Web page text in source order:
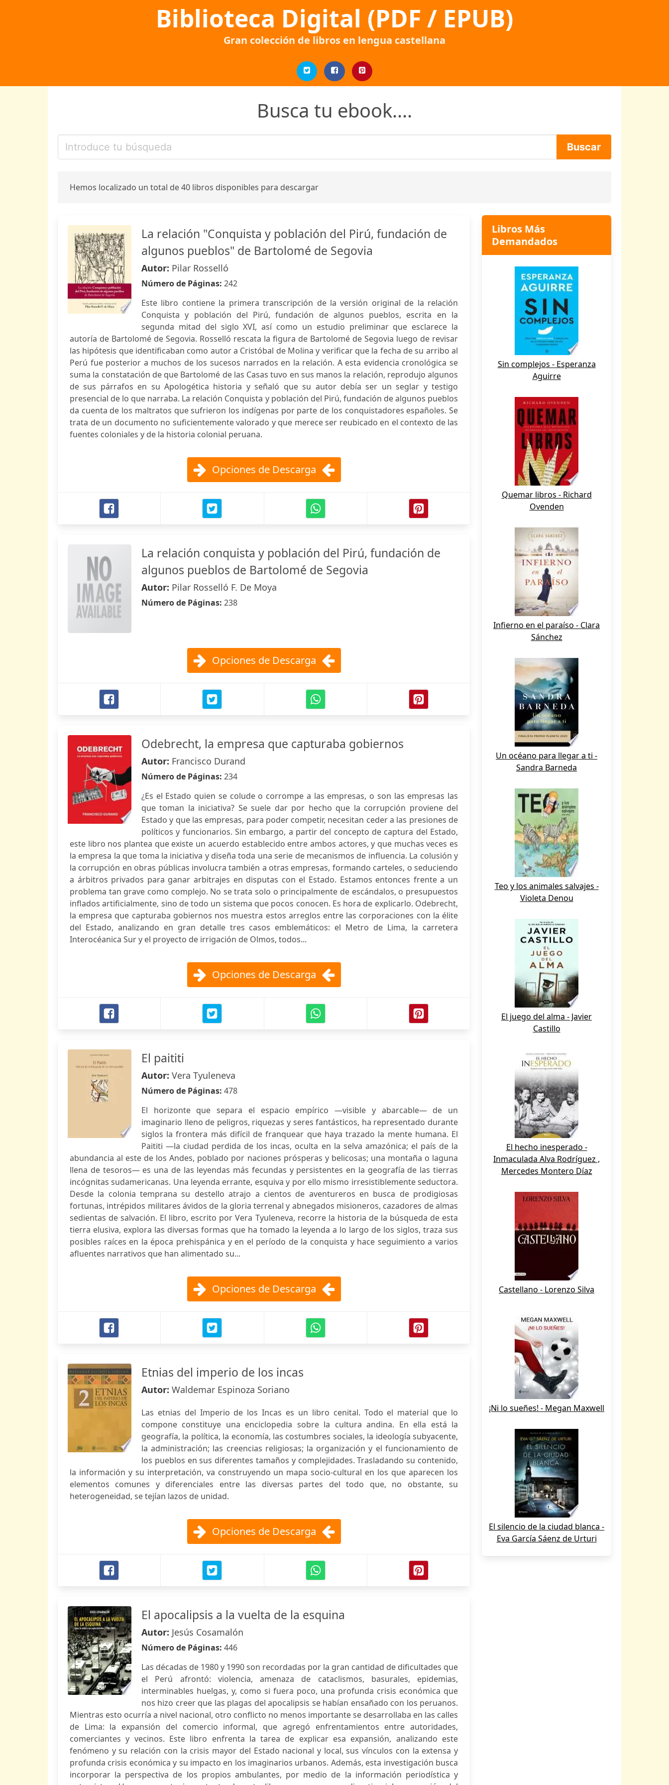
Biblioteca Digital (PDF / EPUB)
Gran colección de libros en lengua castellana
Busca tu ebook....
Hemos localizado un total de 40 libros disponibles para descargar
La relación "Conquista y población del Pirú, fundación de
algunos pueblos" de Bartolomé de Segovia
Autor: Pilar Rosselló
Número de Páginas: 242
Este libro contiene la primera transcripción de la versión original de la relación
Conquista y población del Pirú, fundación de algunos pueblos, escrita en la
segunda mitad del siglo XVI, así como un estudio preliminar que esclarece la
autoría de Bartolomé de Segovia. Rosselló rescata la figura de Bartolomé de Segovia luego de revisar
las hipótesis que identificaban como autor a Cristóbal de Molina y verificar que la fecha de su arribo al
Perú fue posterior a muchos de los sucesos narrados en la relación. A esta evidencia cronológica se
suma la constatación de que Bartolomé de las Casas tuvo en sus manos la relación, reprodujo algunos
de sus párrafos en su Apologética historia y señaló que su autor debía ser un seglar y testigo
presencial de lo que narraba. La relación Conquista y población del Pirú, fundación de algunos pueblos
da cuenta de los maltratos que sufrieron los indígenas por parte de los conquistadores españoles. Se
trata de un documento no suficientemente valorado y que merece ser reubicado en el contexto de las
fuentes coloniales y de la historia colonial peruana.
Opciones de Descarga
La relación conquista y población del Pirú, fundación de
algunos pueblos de Bartolomé de Segovia
Autor: Pilar Rosselló F. De Moya
Número de Páginas: 238
Opciones de Descarga
Odebrecht, la empresa que capturaba gobiernos
Autor: Francisco Durand
Número de Páginas: 234
¿Es el Estado quien se colude o corrompe a las empresas, o son las empresas las
que toman la iniciativa? Se suele dar por hecho que la corrupción proviene del
Estado y que las empresas, para poder competir, necesitan ceder a las presiones de
políticos y funcionarios. Sin embargo, a partir del concepto de captura del Estado,
este libro nos plantea que existe un acuerdo establecido entre ambos actores, y que muchas veces es
la empresa la que toma la iniciativa y diseña toda una serie de mecanismos de influencia. La colusión y
la corrupción en obras públicas involucra también a otras empresas, formando carteles, o seduciendo
a árbitros privados para ganar arbitrajes en disputas con el Estado. Estamos entonces frente a un
problema tan grave como complejo. No se trata solo o principalmente de escándalos, o presupuestos
inflados artificialmente, sino de todo un sistema que pocos conocen. Es hora de explicarlo. Odebrecht,
la empresa que capturaba gobiernos nos muestra estos arreglos entre las corporaciones con la élite
del Estado, analizando en gran detalle tres casos emblemáticos: el Metro de Lima, la carretera
Interocéanica Sur y el proyecto de irrigación de Olmos, todos...
Opciones de Descarga
El paititi
Autor: Vera Tyuleneva
Número de Páginas: 478
El horizonte que separa el espacio empírico —visible y abarcable— de un
imaginario lleno de peligros, riquezas y seres fantásticos, ha representado durante
siglos la frontera más difícil de franquear que haya trazado la mente humana. El
Paititi —la ciudad perdida de los incas, oculta en la selva amazónica; el país de la
abundancia al este de los Andes, poblado por naciones prósperas y belicosas; una montaña o laguna
llena de tesoros— es una de las leyendas más fecundas y persistentes en la geografía de las tierras
incógnitas sudamericanas. Una leyenda errante, esquiva y por ello mismo irresistiblemente seductora.
Desde la colonia temprana su destello atrajo a cientos de aventureros en busca de prodigiosas
fortunas, intrépidos militares ávidos de la gloria terrenal y abnegados misioneros, cazadores de almas
sedientas de salvación. El libro, escrito por Vera Tyuleneva, recorre la historia de la búsqueda de esta
tierra elusiva, explora las diversas formas que ha tomado la leyenda a lo largo de los siglos, traza sus
posibles raíces en la época prehispánica y en el período de la conquista y hace seguimiento a varios
afluentes narrativos que han alimentado su...
Opciones de Descarga
Etnias del imperio de los incas
Autor: Waldemar Espinoza Soriano
Las etnias del Imperio de los Incas es un libro cenital. Todo el material que lo
compone constituye una enciclopedia sobre la cultura andina. En ella está la
geografía, la política, la economía, las costumbres sociales, la ideología subyacente,
la administración; las creencias religiosas; la organización y el funcionamiento de
los pueblos en sus diferentes tamaños y complejidades. Trasladando su contenido,
la información y su interpretación, va construyendo un mapa socio-cultural en los que aparecen los
elementos comunes y diferenciales entre las diversas partes del todo que, no obstante, su
heterogeneidad, se tejían lazos de unidad.
Opciones de Descarga
El apocalipsis a la vuelta de la esquina
Autor: Jesús Cosamalón
Número de Páginas: 446
Las décadas de 1980 y 1990 son recordadas por la gran cantidad de dificultades que
el Perú afrontó: violencia, amenaza de cataclismos, basurales, epidemias,
interminables huelgas, y, como si fuera poco, una profunda crisis económica que
nos hizo creer que las plagas del apocalipsis se habían ensañado con los peruanos.
Mientras esto ocurría a nivel nacional, otro conflicto no menos importante se desarrollaba en las calles
de Lima: la expansión del comercio informal, que agregó enfrentamientos entre autoridades,
comerciantes y vecinos. Este libro enfrenta la tarea de explicar esa expansión, analizando este
fenómeno y su relación con la crisis mayor del Estado nacional y local, sus vínculos con la extensa y
profunda crisis económica y su impacto en los imaginarios urbanos. Además, esta investigación busca
incorporar la perspectiva de los propios ambulantes, por medio de la información periodística y
Libros Más
Demandados
Sin complejos - Esperanza
Aguirre
Quemar libros - Richard
Ovenden
Infierno en el paraíso - Clara
Sánchez
Un océano para llegar a ti -
Sandra Barneda
Teo y los animales salvajes -
Violeta Denou
El juego del alma - Javier
Castillo
El hecho inesperado -
Inmaculada Alva Rodríguez ,
Mercedes Montero Díaz
Castellano - Lorenzo Silva
¡Ni lo sueñes! - Megan Maxwell
El silencio de la ciudad blanca -
Eva García Sáenz de Urturi